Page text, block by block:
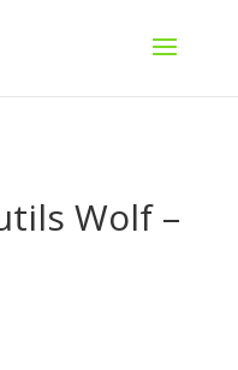
Wolf –